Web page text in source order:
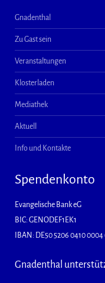
Gnadenthal
Zu Gast sein
Veranstaltungen
Klosterladen
Mediathek
Aktuell
Info und Kontakte
Spendenkonto
Evangelische Bank eG
BIC: GENODEF1EK1
IBAN: DE50 5206 0410 0004
Gnadenthal